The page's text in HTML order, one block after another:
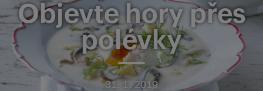
Objevte hory přes
polévky
31. 1. 2019